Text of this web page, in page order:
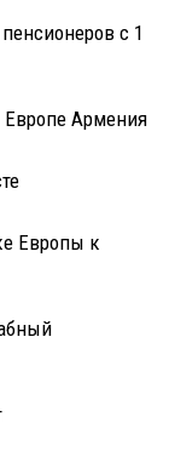
с 1
Армения
Европы к